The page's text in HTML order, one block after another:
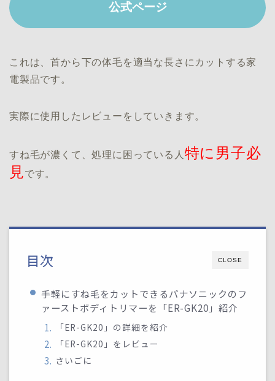
公式ページ
これは、首から下の体毛を適当な長さにカットする家
電製品です。
実際に使用したレビューをしていきます。
すね毛が濃くて、処理に困っている人 特に男子必
見です。
CLOSE
目次
手軽にすね毛をカットできるパナソニックのフ
ァーストボディトリマーを「ER-GK20」紹介
「ER-GK20」の詳細を紹介
「ER-GK20」をレビュー
さいごに